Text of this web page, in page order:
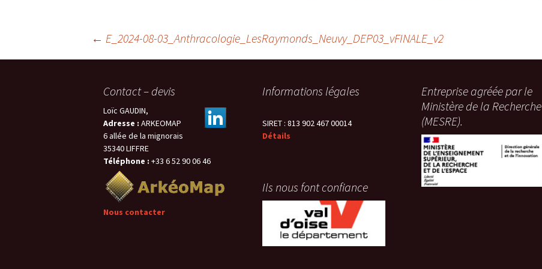
archéologiques
Navigation
articles
← E_2024-08-03_Anthracologie_LesRaymonds_Neuvy_DEP03_vFINALE_v2
Contact – devis
Loïc GAUDIN,
Adresse : ARKEOMAP
6 allée de la mignorais
35340 LIFFRE
Téléphone : +33 6 52 90 06 46
Nous contacter
Informations légales
SIRET : 813 902 467 00014
Détails
Entreprise agréée par le
Ministère de la Recherche
(MESRE).
Ils nous font confiance